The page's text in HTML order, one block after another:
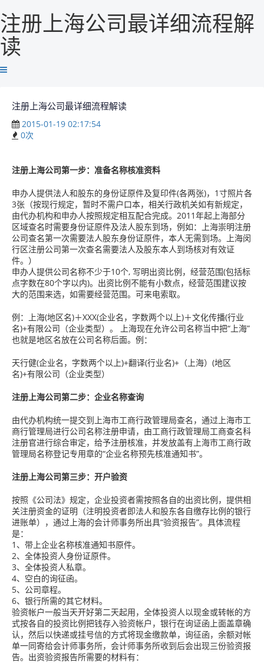
注册上海公司最详细流程解
读
注册上海公司最详细流程解读
2015-01-19 02:17:54
0次
注册上海公司第一步：准备名称核准资料
申办人提供法人和股东的身份证原件及复印件(各两张)，1寸照片各
3张（按现行规定，暂时不需户口本，相关行政机关如有新规定，
由代办机构和申办人按照规定相互配合完成。2011年起上海部分
区域查名时需要身份证原件及法人股东到场，例如：上海崇明注册
公司查名第一次需要法人股东身份证原件，本人无需到场。上海闵
行区注册公司第一次查名需要法人及股东本人到场核对有效证
件。）
申办人提供公司名称不少于10个, 写明出资比例，经营范围(包括标
点字数在80个字以内)。出资比例不能有小数点，经营范围建议按
大的范围来选，如需要经营范围。可来电索取。
例：上海(地区名)＋XXX(企业名，字数两个以上)＋文化传播(行业
名)+有限公司（企业类型）。 上海现在允许公司名称当中把“上海”
也就是地区名放在公司名称后面。例：
天行健(企业名，字数两个以上)+翻译(行业名)+（上海）(地区
名)+有限公司（企业类型）
注册上海公司第二步：企业名称查询
由代办机构统一提交到上海市工商行政管理局查名，通过上海市工
商行管理局进行公司名称注册申请，由工商行政管理局工商查名科
注册官进行综合审定，给予注册核准，并发放盖有上海市工商行政
管理局名称登记专用章的“企业名称预先核准通知书”。
注册上海公司第三步：开户验资
按照《公司法》规定，企业投资者需按照各自的出资比例，提供相
关注册资金的证明（注明投资者即法人和股东各自缴存比例的银行
进账单），通过上海的会计师事务所出具“验资报告”。具体流程
是：
1、带上企业名称核准通知书原件。
2、全体投资人身份证原件。
3、全体投资人私章。
4、空白的询征函。
5、公司章程。
6、银行所需的其它材料。
验资帐户一般当天开好第二天起用，全体投资人以现金或转帐的方
式按各自的投资比例把钱存入验资帐户，银行在询证函上面盖章确
认，然后以快递或挂号信的方式将现金缴款单，询征函，余额对帐
单一同寄给会计师事务所，会计师事务所收到后会出现三份验资报
告。出资验资报告所需要的材料有：